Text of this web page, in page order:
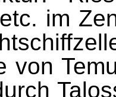
im
von